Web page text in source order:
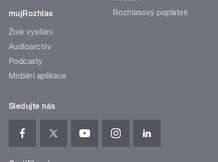
mujRozhlas
Živé vysílání
Audioarchiv
Podcasty
Mobilní aplikace
Rozhlasový poplatek
Sledujte nás